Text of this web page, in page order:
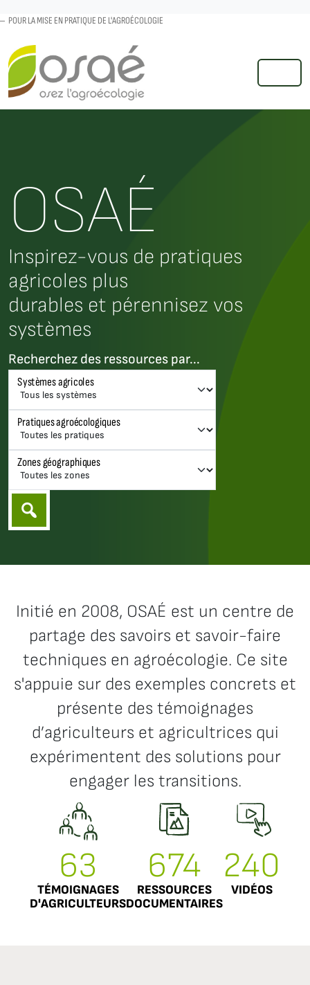
POUR LA MISE EN PRATIQUE DE L'AGROÉCOLOGIE
MENU
OSAÉ
Inspirez-vous de pratiques
agricoles plus
durables et pérennisez vos
systèmes
Recherchez des ressources par...
Systèmes agricoles
Pratiques agroécologiques
Zones géographiques
Initié en 2008, OSAÉ est un centre de
partage des savoirs et savoir-faire
techniques en agroécologie. Ce site
s'appuie sur des exemples concrets et
présente des témoignages
d’agriculteurs et agricultrices qui
expérimentent des solutions pour
engager les transitions.
63
TÉMOIGNAGES
D'AGRICULTEURS
674
RESSOURCES
DOCUMENTAIRES
240
VIDÉOS